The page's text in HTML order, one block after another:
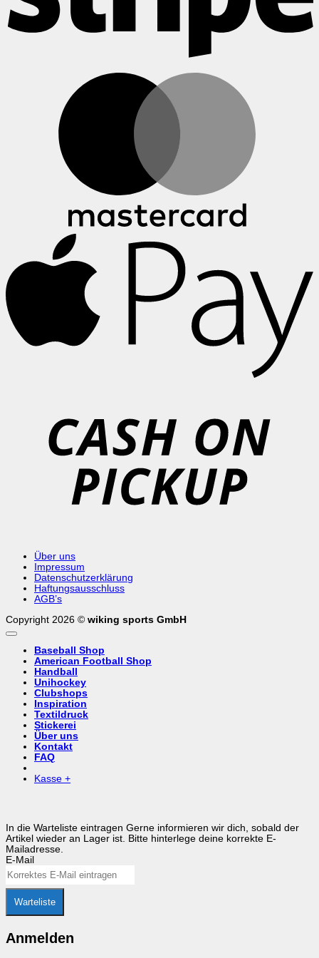
Über uns
Impressum
Datenschutzerklärung
Haftungsausschluss
AGB’s
Copyright 2026 © wiking sports GmbH
Baseball Shop
American Football Shop
Handball
Unihockey
Clubshops
Inspiration
Textildruck
Stickerei
Über uns
Kontakt
FAQ
Kasse +
In die Warteliste eintragen Gerne informieren wir dich, sobald der
Artikel wieder an Lager ist. Bitte hinterlege deine korrekte E-
Mailadresse.
E-Mail
Warteliste
Anmelden